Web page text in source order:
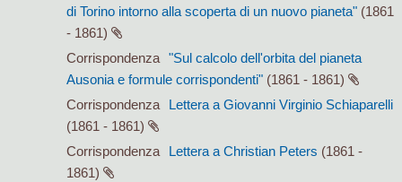
di Torino intorno alla scoperta di un nuovo pianeta" (1861
- 1861)
Corrispondenza
"Sul calcolo dell'orbita del pianeta
Ausonia e formule corrispondenti" (1861 - 1861)
Corrispondenza
Lettera a Giovanni Virginio Schiaparelli
(1861 - 1861)
Corrispondenza
Lettera a Christian Peters (1861 -
1861)